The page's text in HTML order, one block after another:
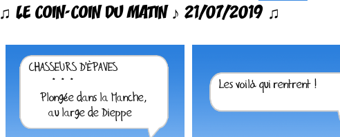
♫ LE COIN-COIN DU MATIN ♪ 21/07/2019 ♫